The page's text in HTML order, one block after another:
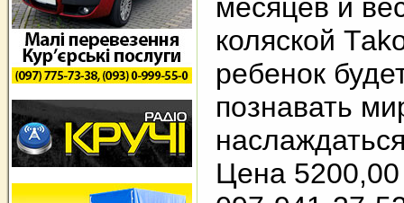
месяцев и
коляской
ребенок
познавать
Цена